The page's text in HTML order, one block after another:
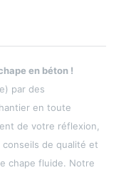
en béton !
par des
en toute
de votre réflexion,
conseils de qualité et
chape fluide. Notre